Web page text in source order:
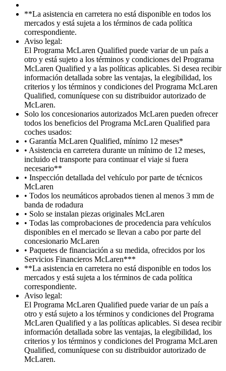
**La asistencia en carretera no está disponible en todos los
mercados y está sujeta a los términos de cada política
correspondiente.
Aviso legal:
El Programa McLaren Qualified puede variar de un país a
otro y está sujeto a los términos y condiciones del Programa
McLaren Qualified y a las políticas aplicables. Si desea recibir
información detallada sobre las ventajas, la elegibilidad, los
criterios y los términos y condiciones del Programa McLaren
Qualified, comuníquese con su distribuidor autorizado de
McLaren.
Solo los concesionarios autorizados McLaren pueden ofrecer
todos los beneficios del Programa McLaren Qualified para
coches usados:
• Garantía McLaren Qualified, mínimo 12 meses*
• Asistencia en carretera durante un mínimo de 12 meses,
incluido el transporte para continuar el viaje si fuera
necesario**
• Inspección detallada del vehículo por parte de técnicos
McLaren
• Todos los neumáticos aprobados tienen al menos 3 mm de
banda de rodadura
• Solo se instalan piezas originales McLaren
• Todas las comprobaciones de procedencia para vehículos
disponibles en el mercado se llevan a cabo por parte del
concesionario McLaren
• Paquetes de financiación a su medida, ofrecidos por los
Servicios Financieros McLaren***
**La asistencia en carretera no está disponible en todos los
mercados y está sujeta a los términos de cada política
correspondiente.
Aviso legal:
El Programa McLaren Qualified puede variar de un país a
otro y está sujeto a los términos y condiciones del Programa
McLaren Qualified y a las políticas aplicables. Si desea recibir
información detallada sobre las ventajas, la elegibilidad, los
criterios y los términos y condiciones del Programa McLaren
Qualified, comuníquese con su distribuidor autorizado de
McLaren.